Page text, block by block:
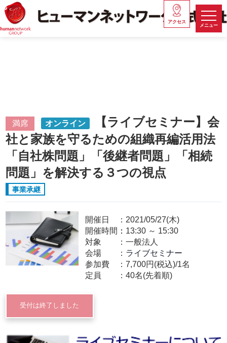
メニュー
アクセス
満席 オンライン
【ライブセミナー】会
社と家族を守るための組織再編活用法
「自社株問題」「後継者問題」「相続
問題」を解決する３つの視点
事業承継
開催日
2021/05/27(木)
開催時間： 13:30～ 15:30
対象
一般法人
会場
ライブセミナー
参加費
7,700円(税込)/1名
定員
40名(先着順)
受付は終了しました